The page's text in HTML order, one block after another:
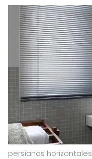
persianas horizontales